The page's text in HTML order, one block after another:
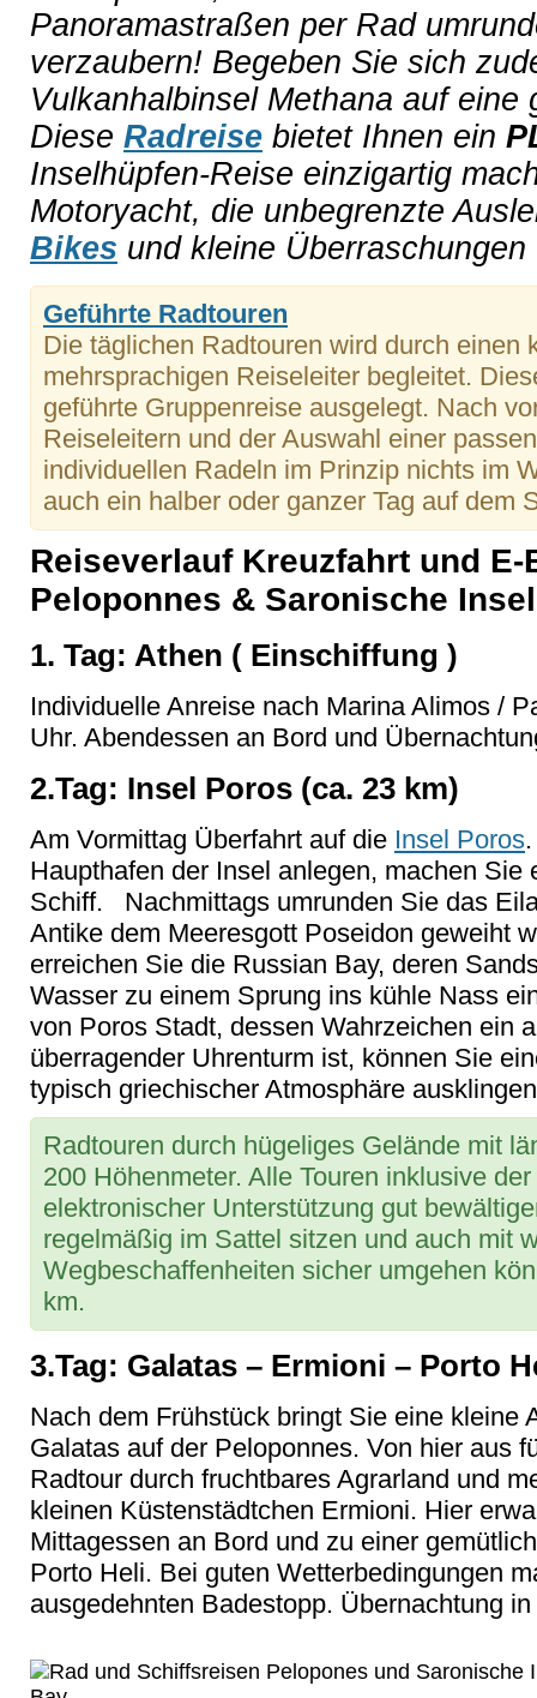
Panoramastraßen per Rad
verzaubern! Begeben Sie sich
Vulkanhalbinsel Methana auf
Diese Radreise bietet Ihnen ein
Inselhüpfen-Reise einzigartig
Motoryacht, die unbegrenzte
Bikes und kleine
Geführte Radtouren
Die täglichen Radtouren wird durch einen
mehrsprachigen Reiseleiter begleitet.
geführte Gruppenreise ausgelegt. Nach
Reiseleitern und der Auswahl einer
individuellen Radeln im Prinzip nichts im
auch ein halber oder ganzer Tag auf dem
Reiseverlauf Kreuzfahrt und E-
Peloponnes & Saronische
1. Tag: Athen ( Einschiffung )
Individuelle Anreise nach Marina Alimos /
Uhr. Abendessen an Bord und
2.Tag: Insel Poros (ca. 23 km)
Am Vormittag Überfahrt auf die Insel Poros
Haupthafen der Insel anlegen, machen Sie
Schiff. Nachmittags umrunden Sie das
Antike dem Meeresgott Poseidon geweiht
erreichen Sie die Russian Bay, deren
Wasser zu einem Sprung ins kühle Nass
von Poros Stadt, dessen Wahrzeichen ein
überragender Uhrenturm ist, können Sie
typisch griechischer Atmosphäre
Radtouren durch hügeliges Gelände mit
200 Höhenmeter. Alle Touren inklusive
elektronischer Unterstützung gut
regelmäßig im Sattel sitzen und auch mit
Wegbeschaffenheiten sicher umgehen
km.
3.Tag: Galatas – Ermioni – Porto
Nach dem Frühstück bringt Sie eine kleine
Galatas auf der Peloponnes. Von hier aus
Radtour durch fruchtbares Agrarland und
kleinen Küstenstädtchen Ermioni. Hier
Mittagessen an Bord und zu einer
Porto Heli. Bei guten Wetterbedingungen
ausgedehnten Badestopp. Übernachtung